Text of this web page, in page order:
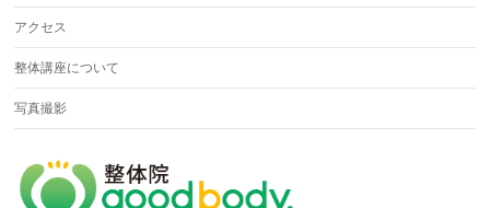
アクセス
整体講座について
写真撮影